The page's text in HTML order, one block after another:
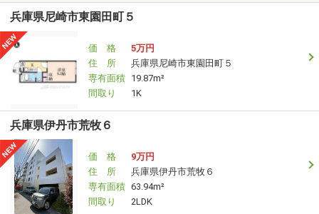
兵庫県尼崎市東園田町５
価 格
5万円
住 所
兵庫県尼崎市東園田町５
専有面積 19.87m²
間取り
1K
兵庫県伊丹市荒牧６
価 格
9万円
住 所
兵庫県伊丹市荒牧６
専有面積 63.94m²
間取り
2LDK